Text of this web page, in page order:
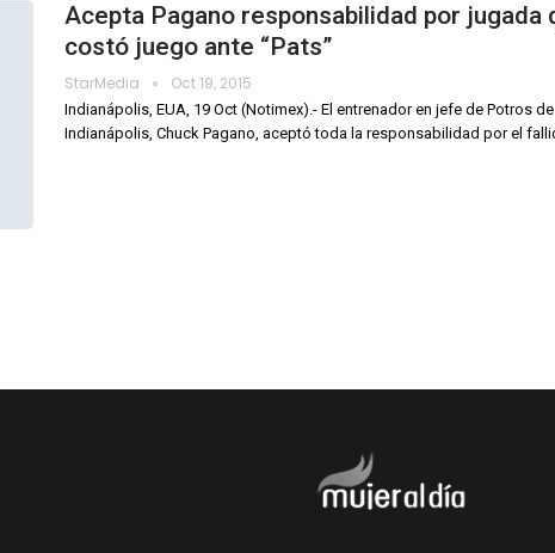
Acepta Pagano responsabilidad por jugada
costó juego ante “Pats”
StarMedia Oct 19, 2015
Indianápolis, EUA, 19 Oct (Notimex).- El entrenador en jefe de Potros de
Indianápolis, Chuck Pagano, aceptó toda la responsabilidad por el